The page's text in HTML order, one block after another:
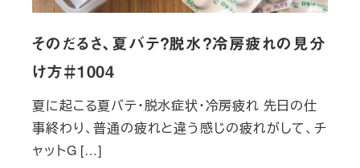
そのだるさ、夏バテ？脱水？冷房疲れの見分
け方＃1004
夏に起こる夏バテ・脱水症状・冷房疲れ 先日の仕
事終わり、普通の疲れと違う感じの疲れがして、チ
ャットG […]